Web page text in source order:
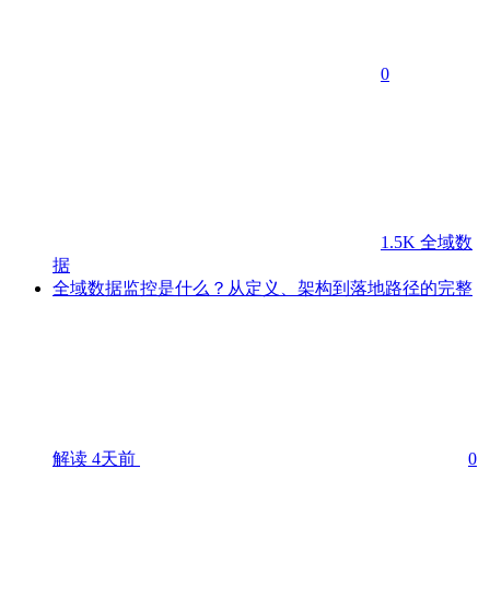
0
1.5K 全域数
据
全域数据监控是什么？从定义、架构到落地路径的完整
解读 4天前 0